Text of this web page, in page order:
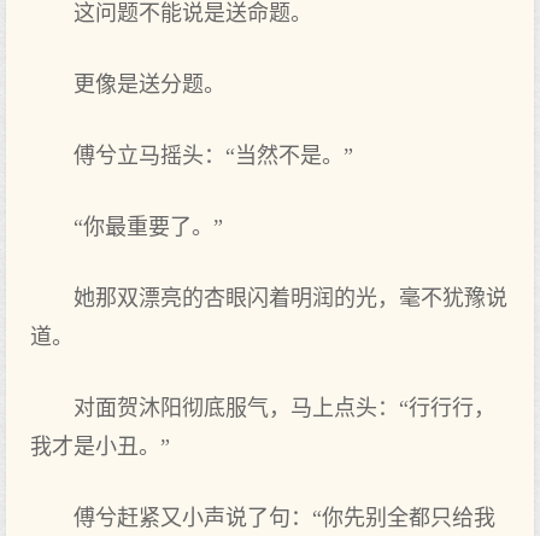
这问题不能说是送命题。
更像是送分题。
傅兮立马摇头：“当然不是。”
“你最重要了。”
她那双漂亮的杏眼闪着明润的光，毫不犹豫说
道。
对面贺沐阳彻底服气，马上点头：“行行行，
我才是小丑。”
傅兮赶紧又小声说了句：“你先别全都只给我